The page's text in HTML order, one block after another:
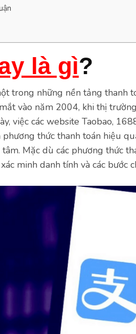
là gì?
trong những nền tảng thanh
vào năm 2004, khi thị
việc các website Taobao,
phương thức thanh toán hiệu
Mặc dù các phương thức
minh danh tính và các bước